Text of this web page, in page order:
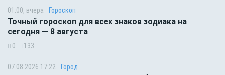
01:00, вчера Гороскоп
Точный гороскоп для всех знаков зодиака на
сегодня — 8 августа
0 133
07.08.2026 17:22 Город